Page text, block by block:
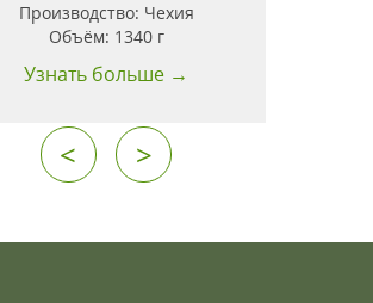
Производство: Чехия
Объём: 1340 г
Узнать больше →
< >